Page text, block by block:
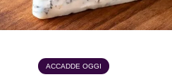
ACCADDE OGGI